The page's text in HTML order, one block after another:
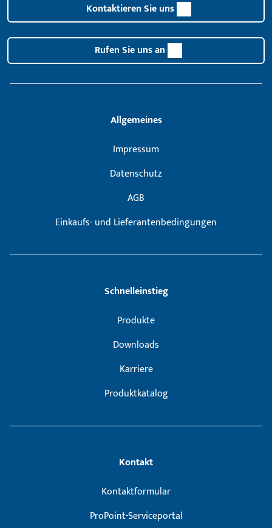
Kontaktieren Sie uns
Rufen Sie uns an
Allgemeines
Impressum
Datenschutz
AGB
Einkaufs- und Lieferantenbedingungen
Schnelleinstieg
Produkte
Downloads
Karriere
Produktkatalog
Kontakt
Kontaktformular
ProPoint-Serviceportal